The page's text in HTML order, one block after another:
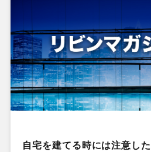
自宅を建てる時には注意し